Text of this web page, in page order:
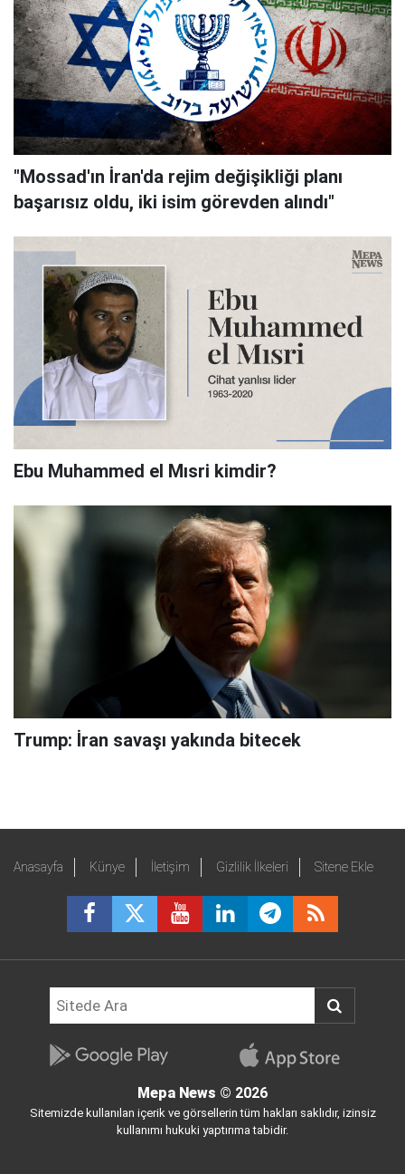
"Mossad'ın İran'da rejim değişikliği planı
başarısız oldu, iki isim görevden alındı"
Ebu Muhammed el Mısri kimdir?
Trump: İran savaşı yakında bitecek
Anasayfa Künye İletişim Gizlilik İlkeleri Sitene Ekle
Mepa News © 2026
Sitemizde kullanılan içerik ve görsellerin tüm hakları saklıdır, izinsiz
kullanımı hukuki yaptırıma tabidir.